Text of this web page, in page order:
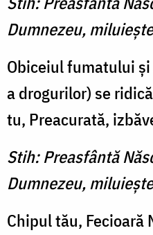
Dumnezeu,
Obiceiul fumatului
a drogurilor) se
tu, Preacurată,
Stih: Preasfântă
Dumnezeu,
Chipul tău, Fecioară